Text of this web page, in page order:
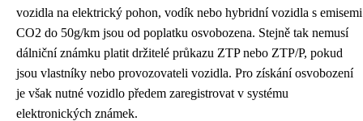
vozidla na elektrický pohon, vodík nebo hybridní vozidla s emisemi
CO2 do 50g/km jsou od poplatku osvobozena. Stejně tak nemusí
dálniční známku platit držitelé průkazu ZTP nebo ZTP/P, pokud
jsou vlastníky nebo provozovateli vozidla. Pro získání osvobození
je však nutné vozidlo předem zaregistrovat v systému
elektronických známek.